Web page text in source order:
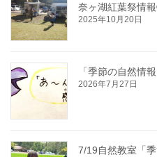
奈ヶ湖紅葉祭
2025年10月20日
「季節の自然情
2026年7月27日
7/19自然教室「